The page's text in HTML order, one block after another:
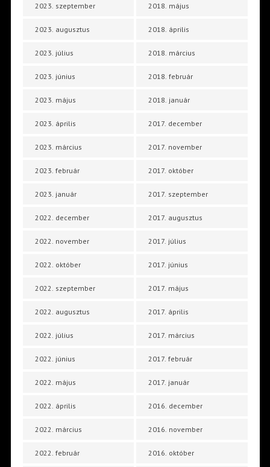
2023. szeptember
2023. augusztus
2023. július
2023. június
2023. május
2023. április
2023. március
2023. február
2023. január
2022. december
2022. november
2022. október
2022. szeptember
2022. augusztus
2022. július
2022. június
2022. május
2022. április
2022. március
2022. február
2018. május
2018. április
2018. március
2018. február
2018. január
2017. december
2017. november
2017. október
2017. szeptember
2017. augusztus
2017. július
2017. június
2017. május
2017. április
2017. március
2017. február
2017. január
2016. december
2016. november
2016. október